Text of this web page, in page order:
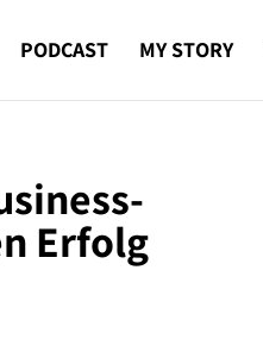
PODCAST MY STORY
Erfolg